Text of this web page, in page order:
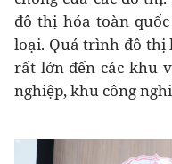
đô thị hóa toàn
loại. Quá trình đô thị
rất lớn đến các khu
nghiệp, khu công